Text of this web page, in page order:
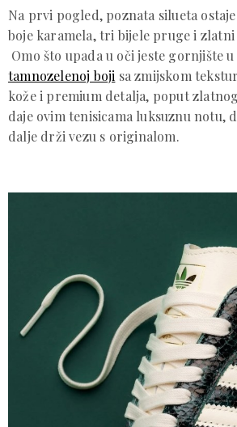
Na prvi pogled, poznata silueta
boje karamela, tri bijele pruge i zlatni
Omo što upada u oči jeste gornjište
tamnozelenoj boji sa zmijskom
kože i premium detalja, poput
daje ovim tenisicama luksuznu notu,
dalje drži vezu s originalom.